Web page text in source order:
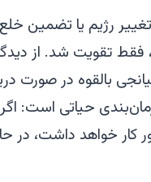
رژیم یا تضمین
فقط تقویت شد. از
بالقوه در صورت
حیاتی است:
خواهد داشت، در